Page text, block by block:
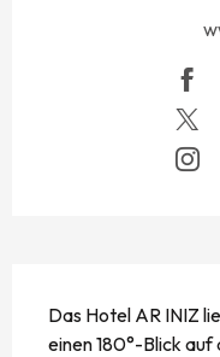
Das Hotel AR INIZ
einen 180°-Blick auf